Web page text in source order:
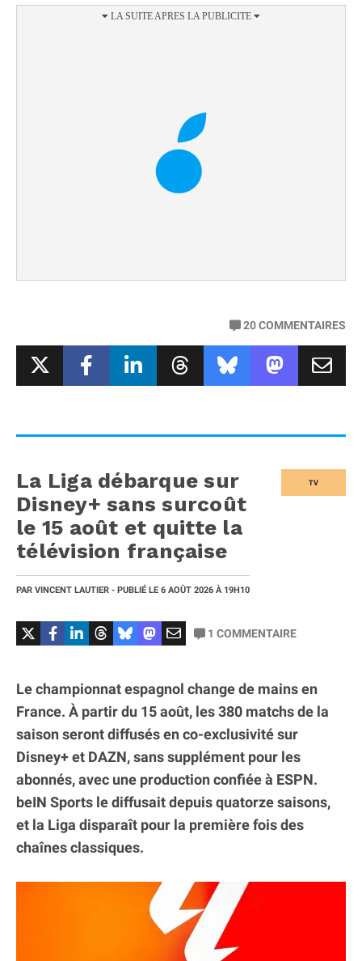
20COMMENTAIRES
TV
La Liga débarque sur
Disney+ sans surcoût
le 15 août et quitte la
télévision française
PAR VINCENT LAUTIER - PUBLIÉ LE 6 AOÛT 2026 À 19H10
1 COMMENTAIRE
Le championnat espagnol change de mains en
France. À partir du 15 août, les 380 matchs de la
saison seront diffusés en co-exclusivité sur
Disney+ et DAZN, sans supplément pour les
abonnés, avec une production confiée à ESPN.
beIN Sports le diffusait depuis quatorze saisons,
et la Liga disparaît pour la première fois des
chaînes classiques.